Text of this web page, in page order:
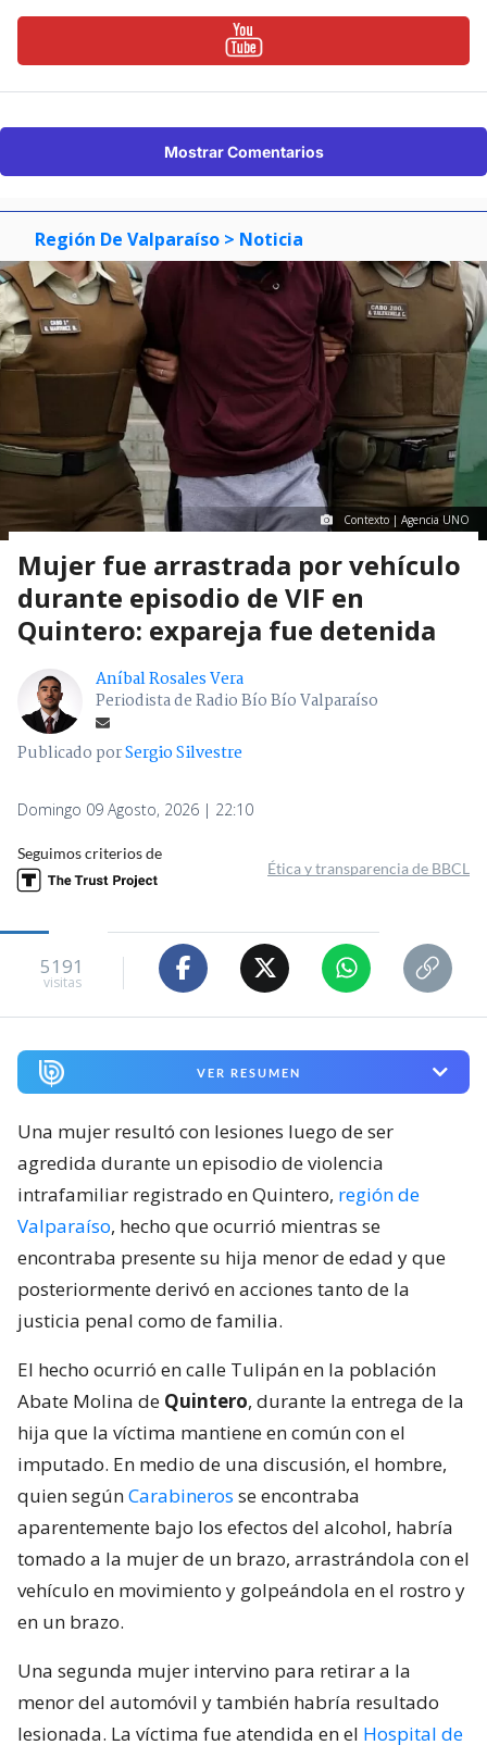
Mostrar Comentarios
Región De Valparaíso > Noticia
Contexto | Agencia UNO
Mujer fue arrastrada por vehículo
durante episodio de VIF en
Quintero: expareja fue detenida
Aníbal Rosales Vera
Periodista de Radio Bío Bío Valparaíso
Publicado porSergio Silvestre
Domingo 09 Agosto, 2026 | 22:10
Seguimos criterios de
Ética y transparencia de BBCL
5191
visitas
VER RESUMEN
Una mujer resultó con lesiones luego de ser
agredida durante un episodio de violencia
intrafamiliar registrado en Quintero, región de
Valparaíso, hecho que ocurrió mientras se
encontraba presente su hija menor de edad y que
posteriormente derivó en acciones tanto de la
justicia penal como de familia.
El hecho ocurrió en calle Tulipán en la población
Abate Molina de Quintero, durante la entrega de la
hija que la víctima mantiene en común con el
imputado. En medio de una discusión, el hombre,
quien segúnCarabineros se encontraba
aparentemente bajo los efectos del alcohol, habría
tomado a la mujer de un brazo, arrastrándola con el
vehículo en movimiento y golpeándola en el rostro y
en un brazo.
Una segunda mujer intervino para retirar a la
menor del automóvil y también habría resultado
lesionada. La víctima fue atendida en el Hospital de